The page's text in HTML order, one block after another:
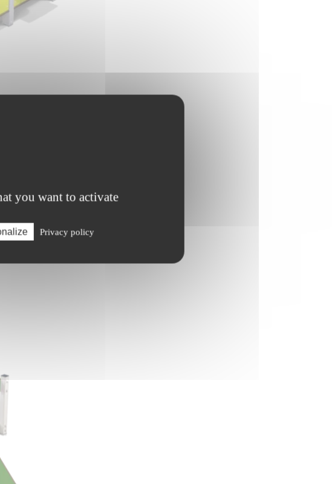
you want to activate
Privacy policy